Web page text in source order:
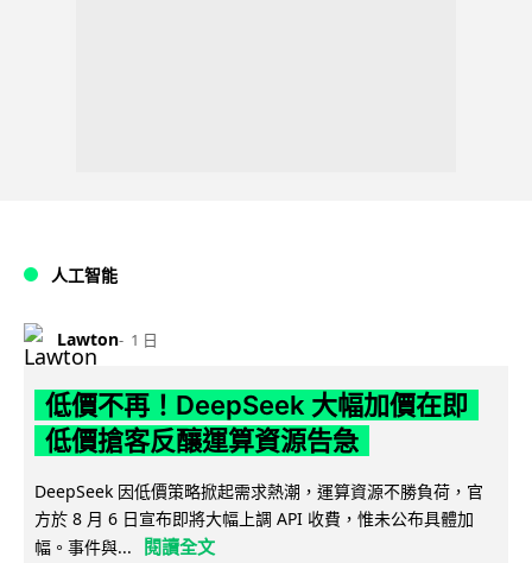
人工智能
Lawton 1 日
低價不再！DeepSeek 大幅加價在即
低價搶客反釀運算資源告急
DeepSeek 因低價策略掀起需求熱潮，運算資源不勝負荷，官
方於 8 月 6 日宣布即將大幅上調 API 收費，惟未公布具體加
幅。事件與...
閱讀全文